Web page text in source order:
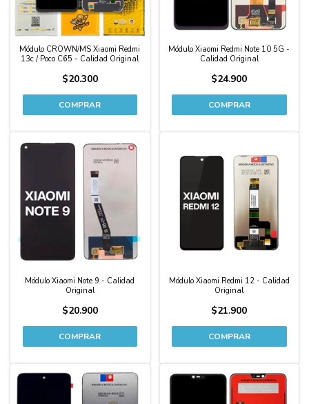
Módulo CROWN/MS Xiaomi Redmi
13c / Poco C65 - Calidad Original
$20.300
Módulo Xiaomi Redmi Note 10 5G -
Calidad Original
$24.900
Módulo Xiaomi Note 9 - Calidad
Original
$20.900
Módulo Xiaomi Redmi 12 - Calidad
Original
$21.900